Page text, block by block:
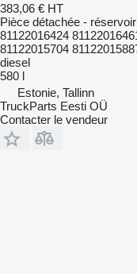
383,06 € HT
Pièce détachée -
81122016424
81122015704
diesel
580 l
Estonie, Tallinn
TruckParts Eesti OÜ
Contacter le vendeur